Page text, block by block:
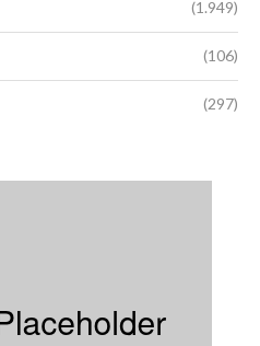
(1.949)
(106)
(297)